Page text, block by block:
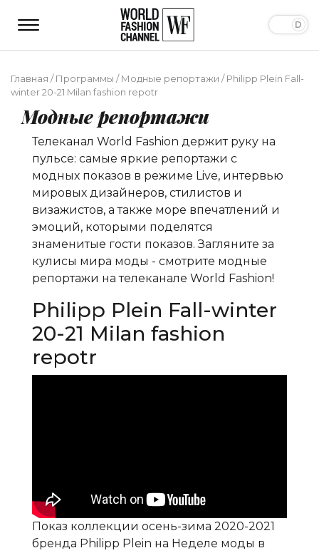
Главная /Программы /Модные репортажи /Philipp Plein Fall-
winter 20-21 Milan fashion repotr
Модные репортажи
Телеканал World Fashion держит руку на
пульсе: самые яркие репортажи с
модных показов в режиме Live, интервью
мировых дизайнеров, стилистов и
визажистов, а также море впечатлений и
эмоций, которыми поделятся
знаменитые гости показов. Загляните за
кулисы мира моды - смотрите модные
репортажи на телеканале World Fashion!
Philipp Plein Fall-winter
20-21 Milan fashion
repotr
Показ коллекции осень-зима 2020-2021
бренда Philipp Plein на Неделе моды в